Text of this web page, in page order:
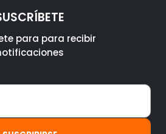
para para recibir